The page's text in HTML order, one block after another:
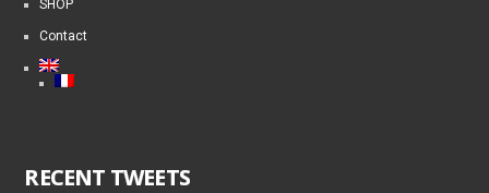
SHOP
Contact
RECENT TWEETS